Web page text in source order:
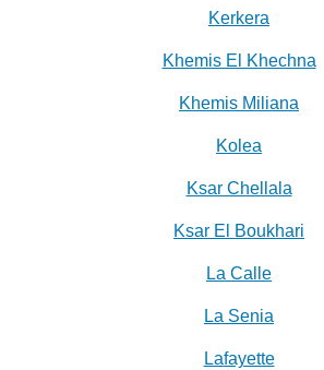
Kerkera
Khemis El Khechna
Khemis Miliana
Kolea
Ksar Chellala
Ksar El Boukhari
La Calle
La Senia
Lafayette